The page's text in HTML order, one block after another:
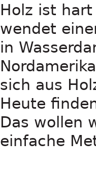
Holz ist
wendet
in
sich aus
Heute
Das wollen
einfache